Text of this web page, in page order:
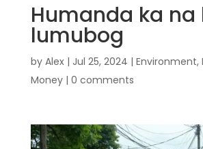
Humanda ka na
lumubog
by Alex| Jul 25, 2024 | Environment,
Money| 0 comments